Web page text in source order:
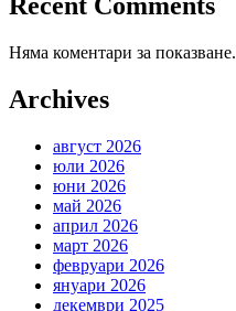
Няма коментари за показване.
Archives
август 2026
юли 2026
юни 2026
май 2026
април 2026
март 2026
февруари 2026
януари 2026
декември 2025